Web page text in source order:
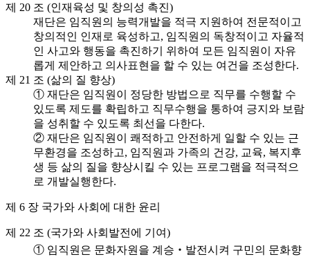
제 20 조 (인재육성 및 창의성 촉진)
재단은 임직원의 능력개발을 적극 지원하여 전문적이고
창의적인 인재로 육성하고, 임직원의 독창적이고 자율적
인 사고와 행동을 촉진하기 위하여 모든 임직원이 자유
롭게 제안하고 의사표현을 할 수 있는 여건을 조성한다.
제 21 조 (삶의 질 향상)
① 재단은 임직원이 정당한 방법으로 직무를 수행할 수
있도록 제도를 확립하고 직무수행을 통하여 긍지와 보람
을 성취할 수 있도록 최선을 다한다.
② 재단은 임직원이 쾌적하고 안전하게 일할 수 있는 근
무환경을 조성하고, 임직원과 가족의 건강, 교육, 복지후
생 등 삶의 질을 향상시킬 수 있는 프로그램을 적극적으
로 개발실행한다.
제 6 장 국가와 사회에 대한 윤리
제 22 조 (국가와 사회발전에 기여)
① 임직원은 문화자원을 계승‧발전시켜 구민의 문화향